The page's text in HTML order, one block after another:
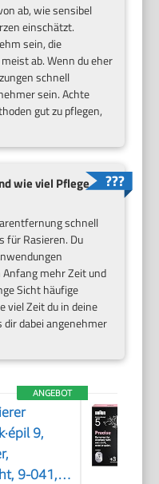
ab, wie sensibel
einschätzt.
sein, die
ab. Wenn du eher
schnell
sein. Achte
gut zu pflegen,
wie viel Pflege
schnell
für Rasieren. Du
mehr Zeit und
Sicht häufige
viel Zeit du in deine
dabei angenehmer
ANGEBOT
9,
9-041,